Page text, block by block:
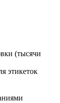
(тысячи
этикеток